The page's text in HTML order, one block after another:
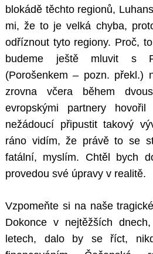
blokádě těchto regionů,
mi, že to je velká chyba,
odříznout tyto regiony. Proč,
budeme ještě mluvit s
(Porošenkem – pozn. překl.)
zrovna včera během
evropskými partnery
nežádoucí připustit takový
ráno vidím, že právě to se
fatální, myslím. Chtěl bych
provedou své úpravy v realitě.
Vzpomeňte si na naše
Dokonce v nejtěžších
letech, dalo by se říct,